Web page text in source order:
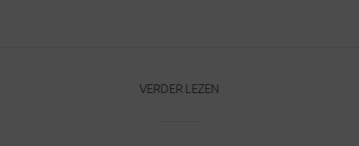
VERDER LEZEN